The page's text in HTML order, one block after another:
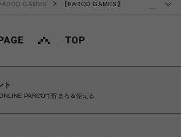
…
GAMES
【PARCO GAMES】
ト
PARCOで貯まる＆使える